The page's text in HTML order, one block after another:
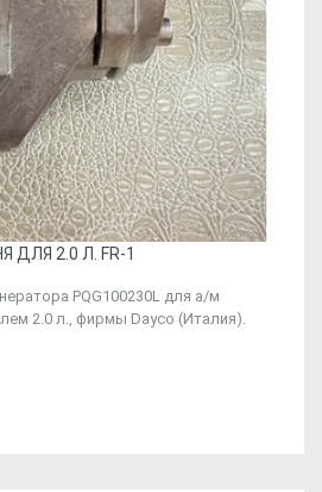
ДЛЯ 2.0 Л. FR-1
PQG100230L для а/м
2.0 л., фирмы Dayco (Италия).